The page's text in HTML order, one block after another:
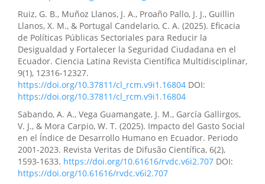
Ruiz, G. B., Muñoz Llanos, J. A., Proaño Pallo, J. J., Guillin
Llanos, X. M., & Portugal Candelario, C. A. (2025). Eficacia
de Políticas Públicas Sectoriales para Reducir la
Desigualdad y Fortalecer la Seguridad Ciudadana en el
Ecuador. Ciencia Latina Revista Científica Multidisciplinar,
9(1), 12316-12327.
https://doi.org/10.37811/cl_rcm.v9i1.16804 DOI:
https://doi.org/10.37811/cl_rcm.v9i1.16804
Sabando, A. A., Vega Guamangate, J. M., García Gallirgos,
V. J., & Mora Carpio, W. T. (2025). Impacto del Gasto Social
en el Índice de Desarrollo Humano en Ecuador. Periodo
2001-2023. Revista Veritas de Difusão Científica, 6(2),
1593-1633. https://doi.org/10.61616/rvdc.v6i2.707 DOI:
https://doi.org/10.61616/rvdc.v6i2.707